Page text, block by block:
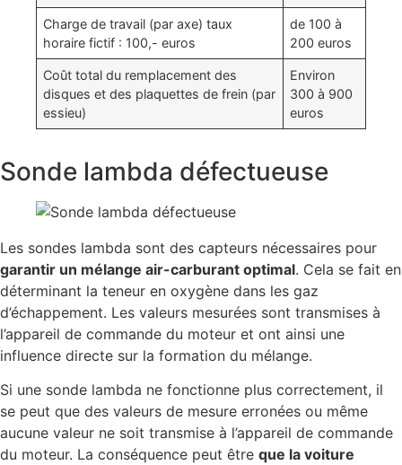
Charge de travail (par axe) taux
horaire fictif : 100,- euros
de 100 à
200 euros
Coût total du remplacement des
disques et des plaquettes de frein (par
essieu)
Environ
300 à 900
euros
Sonde lambda défectueuse
Les sondes lambda sont des capteurs nécessaires pour
garantir un mélange air-carburant optimal. Cela se fait en
déterminant la teneur en oxygène dans les gaz
d’échappement. Les valeurs mesurées sont transmises à
l’appareil de commande du moteur et ont ainsi une
influence directe sur la formation du mélange.
Si une sonde lambda ne fonctionne plus correctement, il
se peut que des valeurs de mesure erronées ou même
aucune valeur ne soit transmise à l’appareil de commande
du moteur. La conséquence peut être que la voiture